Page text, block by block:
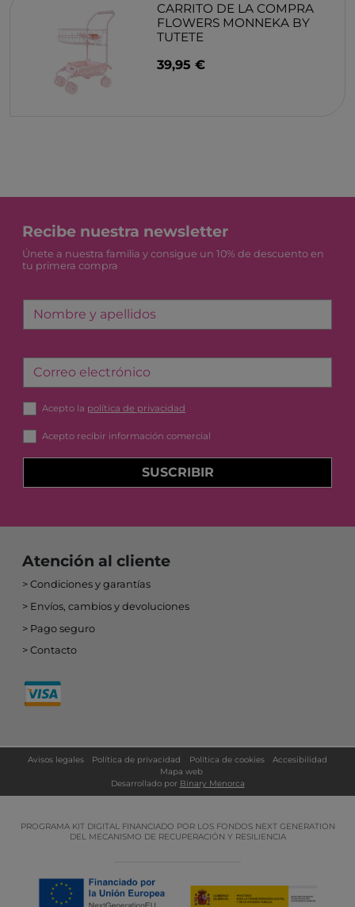
CARRITO DE LA COMPRA
FLOWERS MONNEKA BY
TUTETE
39,95 €
Recibe nuestra newsletter
Únete a nuestra familia y consigue un 10% de descuento en
tu primera compra
Nombre y apellidos
Correo electrónico
Acepto la política de privacidad
Acepto recibir información comercial
SUSCRIBIR
Atención al cliente
Condiciones y garantías
Envíos, cambios y devoluciones
Pago seguro
Contacto
Avisos legales Política de privacidad Política de cookies
Accesibilidad
Mapa web
Desarrollado por Binary Menorca
PROGRAMA KIT DIGITAL FINANCIADO POR LOS FONDOS NEXT GENERATION
DEL MECANISMO DE RECUPERACIÓN Y RESILIENCIA